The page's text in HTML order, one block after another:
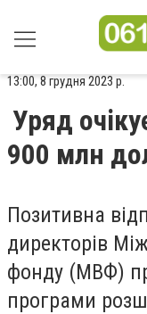
13:00, 8 грудня 2023 р.
Уряд
900 млн
Позитивна
директорів
фонду (МВФ)
програми